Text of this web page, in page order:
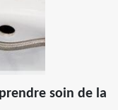
soin de la